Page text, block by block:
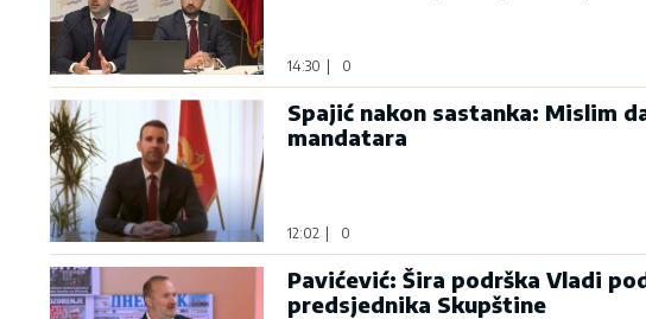
14:30 0
Spajić nakon sastanka: Mislim
mandatara
12:02 0
Pavićević: Šira podrška Vladi
predsjednika Skupštine